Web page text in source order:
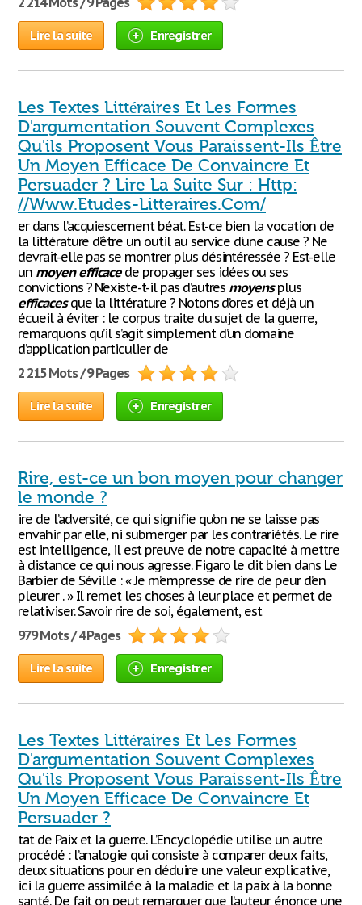
Lire la suite Enregistrer
Les Textes Littéraires Et Les Formes
D'argumentation Souvent Complexes
Qu'ils Proposent Vous Paraissent-Ils Être
Un Moyen Efficace De Convaincre Et
Persuader ? Lire La Suite Sur : Http:
//Www.Etudes-Litteraires.Com/
er dans l’acquiescement béat. Est-ce bien la vocation de
la littérature d’être un outil au service d’une cause ? Ne
devrait-elle pas se montrer plus désintéressée ? Est-elle
un moyen efficacede propager ses idées ou ses
convictions ? N’existe-t-il pas d’autres moyensplus
efficacesque la littérature ? Notons d’ores et déjà un
écueil à éviter : le corpus traite du sujet de la guerre,
remarquons qu’il s’agit simplement d’un domaine
d’application particulier de
2 215 Mots / 9 Pages
Lire la suite Enregistrer
Rire, est-ce un bon moyen pour changer
le monde ?
ire de l’adversité, ce qui signifie qu’on ne se laisse pas
envahir par elle, ni submerger par les contrariétés. Le rire
est intelligence, il est preuve de notre capacité à mettre
à distance ce qui nous agresse. Figaro le dit bien dans Le
Barbier de Séville : « Je m’empresse de rire de peur d’en
pleurer . » Il remet les choses à leur place et permet de
relativiser. Savoir rire de soi, également, est
979 Mots / 4 Pages
Lire la suite Enregistrer
Les Textes Littéraires Et Les Formes
D'argumentation Souvent Complexes
Qu'ils Proposent Vous Paraissent-Ils Être
Un Moyen Efficace De Convaincre Et
Persuader ?
tat de Paix et la guerre. L’Encyclopédie utilise un autre
procédé : l’analogie qui consiste à comparer deux faits,
deux situations pour en déduire une valeur explicative,
ici la guerre assimilée à la maladie et la paix à la bonne
santé. De fait on peut remarquer que l’auteur énonce une